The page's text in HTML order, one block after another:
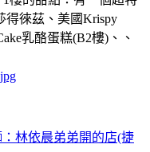
得徠茲、美國Krispy
乳酪蛋糕(B2樓)、、
林依晨弟弟開的店(捷